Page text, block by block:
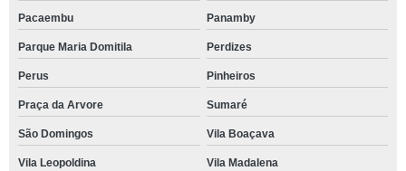
Pacaembu Panamby
Parque Maria Domitila Perdizes
Perus Pinheiros
Praça da Arvore Sumaré
São Domingos Vila Boaçava
Vila Leopoldina Vila Madalena